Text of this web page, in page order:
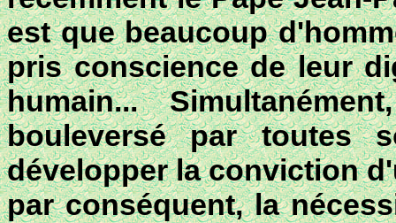
est que beaucoup
pris conscience de leur
humain...
bouleversé par toutes
développer la conviction
par conséquent, la